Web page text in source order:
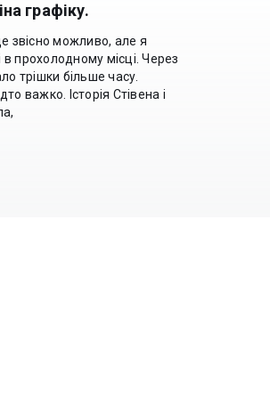
графіку.
звісно можливо, але я
в прохолодному місці. Через
трішки більше часу.
важко. Історія Стівена і